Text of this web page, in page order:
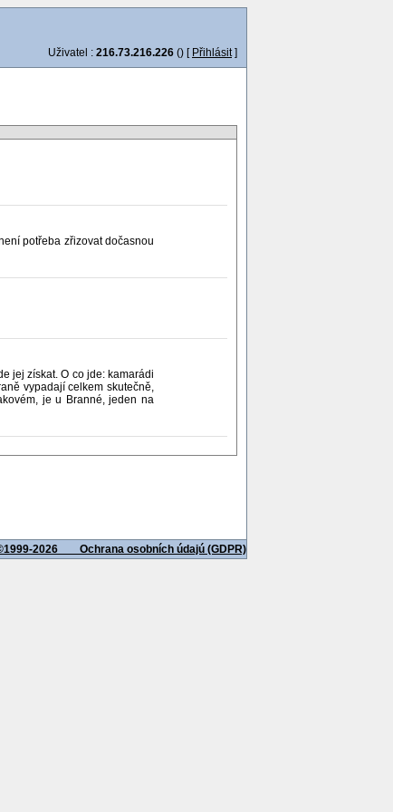
Uživatel : 216.73.216.226 () [ Přihlásit]
potřeba zřizovat dočasnou
jej získat. O co jde: kamarádi
vypadají celkem skutečně,
je u Branné, jeden na
2026 Ochrana osobních údajú (GDPR)